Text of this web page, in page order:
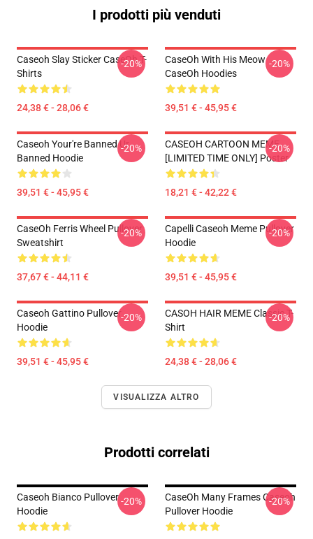
I prodotti più venduti
Caseoh Slay Sticker CaseOh T-
Shirts
24,38 € - 28,06 €
-20%
CaseOh With His Meow
CaseOh Hoodies
39,51 € - 45,95 €
-20%
Caseoh Your're Banned Ur
Banned Hoodie
39,51 € - 45,95 €
-20%
CASEOH CARTOON MEME
[LIMITED TIME ONLY] Poster
18,21 € - 42,22 €
-20%
CaseOh Ferris Wheel Pullover
Sweatshirt
37,67 € - 44,11 €
-20%
Capelli Caseoh Meme Pullover
Hoodie
39,51 € - 45,95 €
-20%
Caseoh Gattino Pullover
Hoodie
39,51 € - 45,95 €
-20%
CASOH HAIR MEME Classic T-
Shirt
24,38 € - 28,06 €
-20%
VISUALIZZA ALTRO
Prodotti correlati
Caseoh Bianco Pullover
Hoodie
-20%
CaseOh Many Frames Caseoh
Pullover Hoodie
-20%